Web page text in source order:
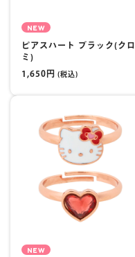
NEW
ピアスハート ブラック(クロ
ミ)
1,650円 (税込)
NEW